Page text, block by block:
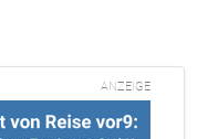
ANZEIGE